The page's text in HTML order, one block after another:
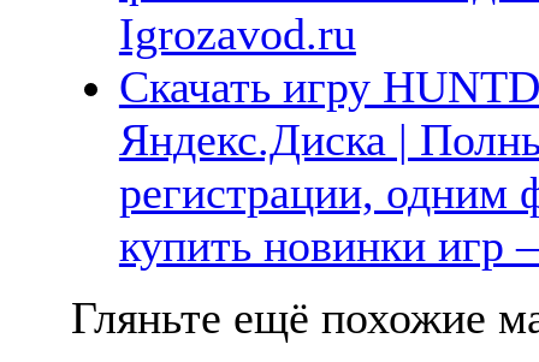
Igrozavod.ru
Скачать игру
Яндекс.Диска |
регистрации, одним
купить новинки
Гляньте ещё похожие